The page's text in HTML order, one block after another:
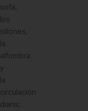
sofá,
los
sillones,
la
alfombra
y
la
circulación
diaria;